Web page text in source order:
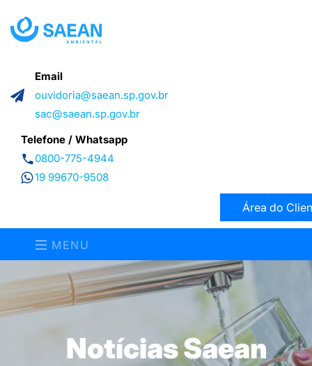
Email
ouvidoria@saean.sp.gov.br
sac@saean.sp.gov.br
Telefone / Whatsapp
0800-775-4944
19 99670-9508
Área do
MENU
Notícias Saean